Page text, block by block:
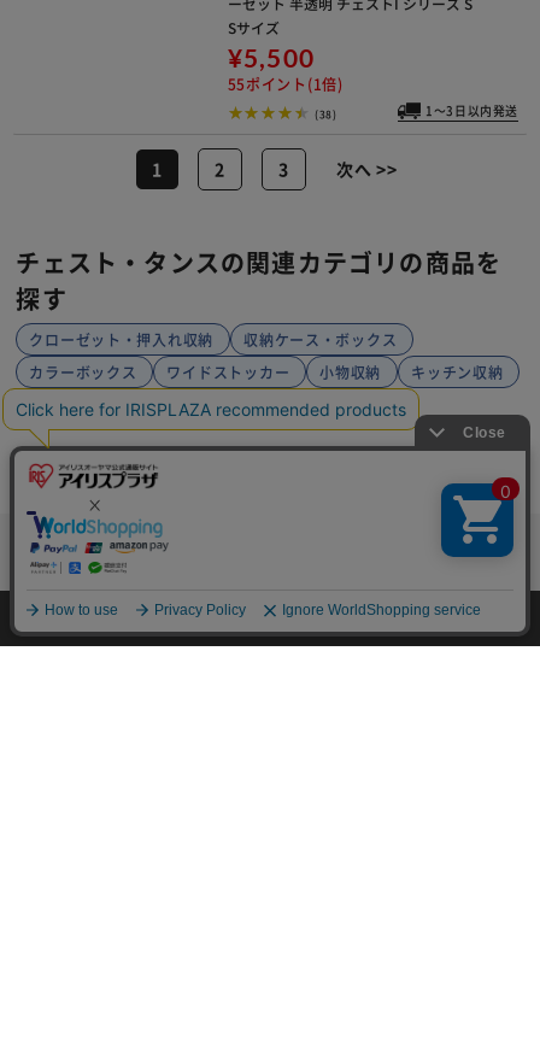
ッドトップチェスト W655P フレンチ
オーク
¥13,800
138ポイント(1倍)
(35)
ラーコーディネートチェスト スリム C
OD-323 ホワイト／アイボリー
¥6,580
65ポイント(1倍)
(38) 1～3日以内発送
【4個セット】収納ケース クリア クロ
¥5,500
55ポイント(1倍)
HOME 探す ログイン お気に入り お知らせ